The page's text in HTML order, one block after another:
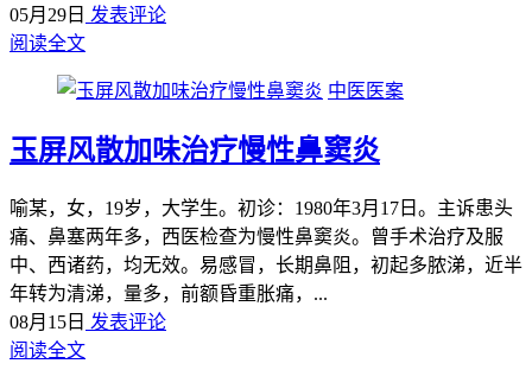
05月29日 发表评论
阅读全文
中医医案
玉屏风散加味治疗慢性鼻窦炎
喻某，女，19岁，大学生。初诊：1980年3月17日。主诉患头
痛、鼻塞两年多，西医检查为慢性鼻窦炎。曾手术治疗及服
中、西诸药，均无效。易感冒，长期鼻阻，初起多脓涕，近半
年转为清涕，量多，前额昏重胀痛，...
08月15日 发表评论
阅读全文